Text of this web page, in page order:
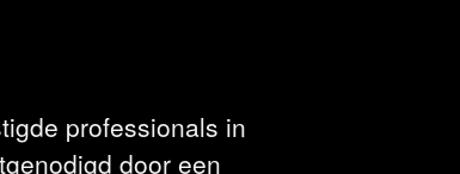
professionals in
door een